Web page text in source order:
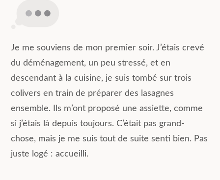
Je me souviens de mon premier soir. J’étais crevé
du déménagement, un peu stressé, et en
descendant à la cuisine, je suis tombé sur trois
colivers en train de préparer des lasagnes
ensemble. Ils m’ont proposé une assiette, comme
si j’étais là depuis toujours. C’était pas grand-
chose, mais je me suis tout de suite senti bien. Pas
juste logé : accueilli.